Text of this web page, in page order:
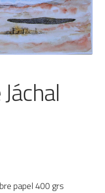
papel 400 grs